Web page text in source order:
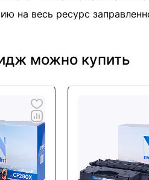
на весь ресурс
можно купить